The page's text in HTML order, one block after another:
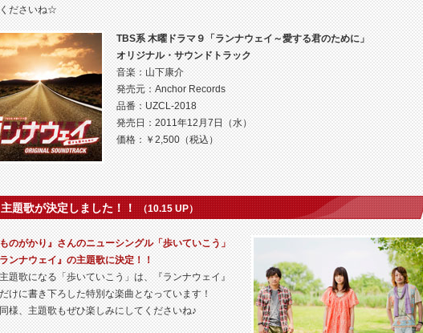
ださいね☆
TBS系 木曜ドラマ９「ランナウェイ～愛する君のために」
オリジナル・サウンドトラック
音楽：山下康介
発売元：Anchor Records
品番：UZCL-2018
発売日：2011年12月7日（水）
価格：￥2,500（税込）
主題歌が決定しました！！（10.15 UP）
ものがかり』さんのニューシングル「歩いていこう」
ンナウェイ』の主題歌に決定！！
題歌になる「歩いていこう」は、『ランナウェイ』
けに書き下ろした特別な楽曲となっています！
様、主題歌もぜひ楽しみにしてくださいね♪